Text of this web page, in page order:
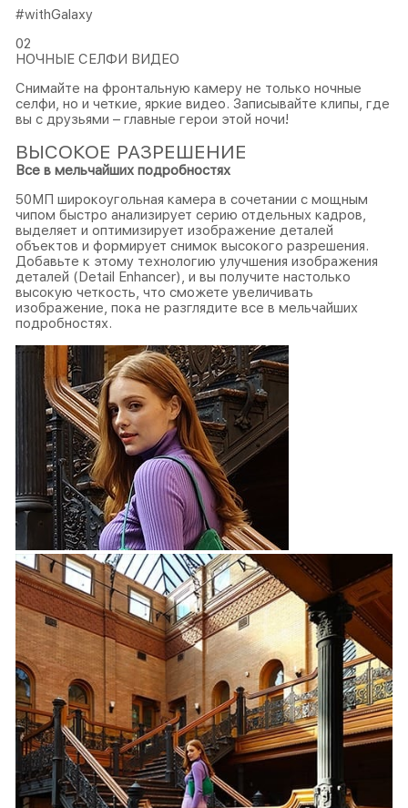
#withGalaxy
02
НОЧНЫЕ СЕЛФИ ВИДЕО
Снимайте на фронтальную камеру не только ночные
селфи, но и четкие, яркие видео. Записывайте клипы, где
вы с друзьями – главные герои этой ночи!
ВЫСОКОЕ РАЗРЕШЕНИЕ
Все в мельчайших подробностях
50МП широкоугольная камера в сочетании с мощным
чипом быстро анализирует серию отдельных кадров,
выделяет и оптимизирует изображение деталей
объектов и формирует снимок высокого разрешения.
Добавьте к этому технологию улучшения изображения
деталей (Detail Enhancer), и вы получите настолько
высокую четкость, что сможете увеличивать
изображение, пока не разглядите все в мельчайших
подробностях.